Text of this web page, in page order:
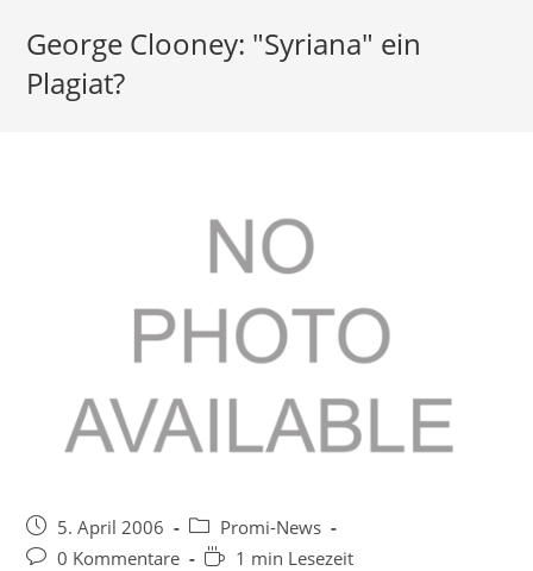
George Clooney: "Syriana" ein
Plagiat?
Beitrag
veröffentlicht:
5. April 2006
Beitrags-
Kategorie:
Promi-News
Beitrags-
0 Kommentare Lesedauer:
1 min Lesezeit